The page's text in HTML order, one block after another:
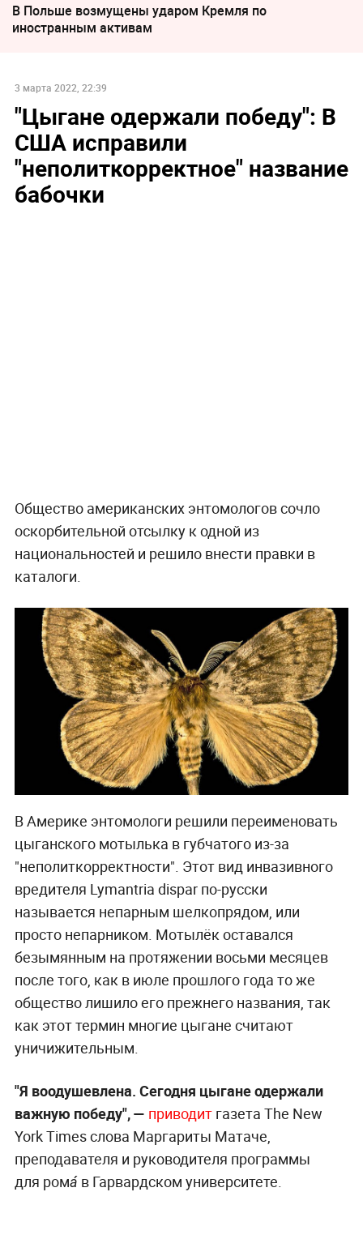
В Польше возмущены ударом Кремля по
иностранным активам
3 марта 2022, 22:39
"Цыгане одержали победу": В
США исправили
"неполиткорректное" название
бабочки
Общество американских энтомологов сочло
оскорбительной отсылку к одной из
национальностей и решило внести правки в
каталоги.
В Америке энтомологи решили переименовать
цыганского мотылька в губчатого из-за
"неполиткорректности". Этот вид инвазивного
вредителя Lymantria dispar по-русски
называется непарным шелкопрядом, или
просто непарником. Мотылёк оставался
безымянным на протяжении восьми месяцев
после того, как в июле прошлого года то же
общество лишило его прежнего названия, так
как этот термин многие цыгане считают
уничижительным.
"Я воодушевлена. Сегодня цыгане одержали
важную победу", — приводит газета The New
York Times слова Маргариты Матаче,
преподавателя и руководителя программы
для рома́ в Гарвардском университете.